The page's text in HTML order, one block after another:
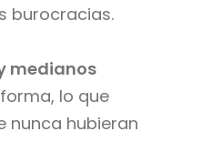
burocracias.
medianos
lo que
nunca hubieran